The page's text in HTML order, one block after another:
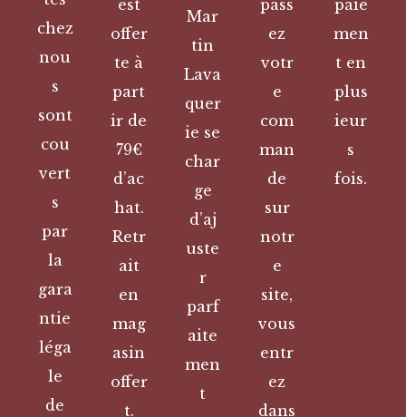
chez
nou
s
sont
cou
vert
s
par
la
gara
ntie
léga
le
de
est
offer
te à
part
ir de
79€
d’ac
hat.
Retr
ait
en
mag
asin
offer
t.
Mar
tin
Lava
quer
ie se
char
ge
d’aj
uste
r
parf
aite
men
t
pass
ez
votr
e
com
man
de
sur
notr
e
site,
vous
entr
ez
dans
paie
men
t en
plus
ieur
s
fois.